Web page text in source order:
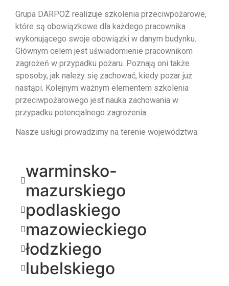
Grupa DARPOŻ realizuje szkolenia przeciwpożarowe,
które są obowiązkowe dla każdego pracownika
wykonującego swoje obowiązki w danym budynku.
Głównym celem jest uświadomienie pracownikom
zagrożeń w przypadku pożaru. Poznają oni także
sposoby, jak należy się zachować, kiedy pożar już
nastąpi. Kolejnym ważnym elementem szkolenia
przeciwpożarowego jest nauka zachowania w
przypadku potencjalnego zagrożenia.
Nasze usługi prowadzimy na terenie województwa:
warminsko-
mazurskiego
podlaskiego
mazowieckiego
łodzkiego
lubelskiego